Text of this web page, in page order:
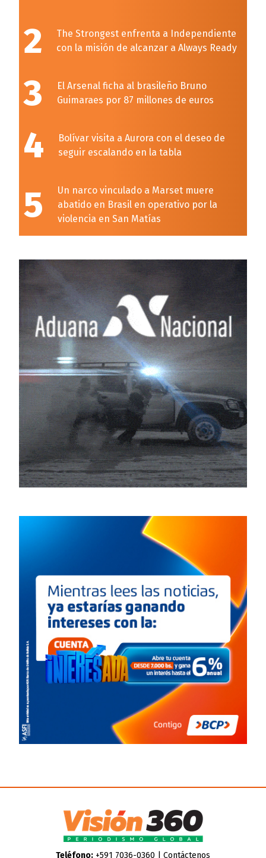
2
The Strongest enfrenta a Independiente
con la misión de alcanzar a Always Ready
3
El Arsenal ficha al brasileño Bruno
Guimaraes por 87 millones de euros
4
Bolívar visita a Aurora con el deseo de
seguir escalando en la tabla
5
Un narco vinculado a Marset muere
abatido en Brasil en operativo por la
violencia en San Matías
Teléfono:+591 7036-0360 | Contáctenos